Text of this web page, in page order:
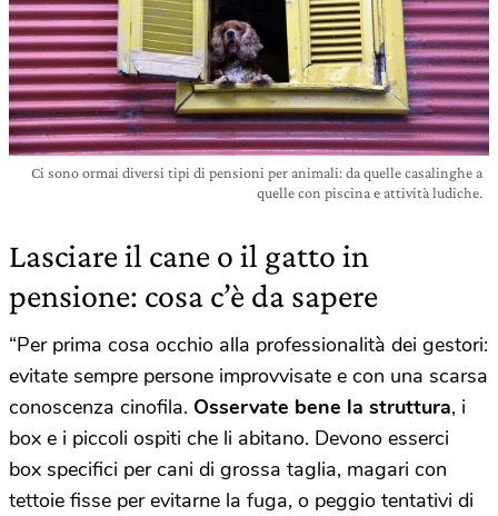
Ci sono ormai diversi tipi di pensioni per animali: da quelle casalinghe a
quelle con piscina e attività ludiche.
Lasciare il cane o il gatto in
pensione: cosa c’è da sapere
“Per prima cosa occhio alla professionalità dei gestori:
evitate sempre persone improvvisate e con una scarsa
conoscenza cinofila. Osservate bene la struttura, i
box e i piccoli ospiti che li abitano. Devono esserci
box specifici per cani di grossa taglia, magari con
tettoie fisse per evitarne la fuga, o peggio tentativi di